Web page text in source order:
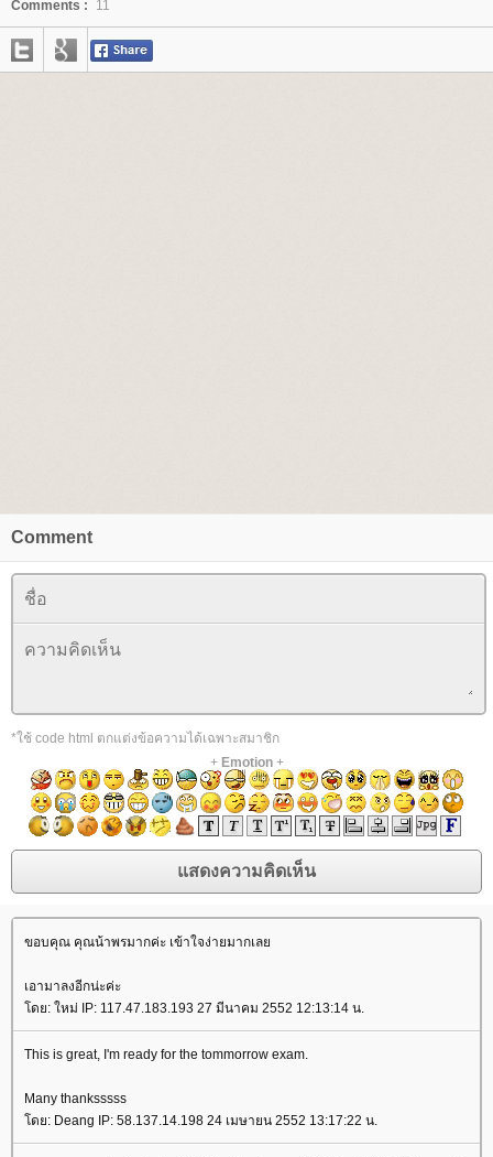
Comments : 11
Comment
*ใช้ code html ตกแต่งข้อความได้เฉพาะสมาชิก
+ Emotion+
ขอบคุณ คุณน้าพรมากค่ะ เข้าใจง่ายมากเล
เอามาลงอีกน่ะค่ะ
ดย: ใหม่ IP: 117.47.183.193 27 มีนาคม 2552 12:13:14 น.
This is great, I'm ready for the tommorrow exam.
Many thanksssss
ดย: Deang IP: 58.137.14.198 24 เมษายน 2552 13:17:22 น.